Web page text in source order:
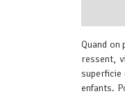
Quand
ressent,
superficie
enfants.